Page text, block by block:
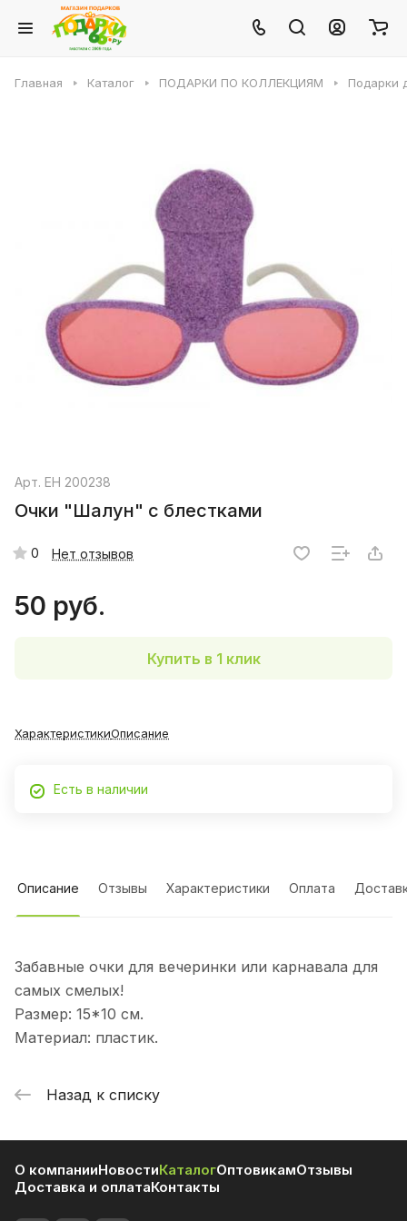
Главная Каталог ПОДАРКИ ПО КОЛЛЕКЦИЯМ Подарки
Арт. EH 200238
Очки "Шалун" с блестками
0 Нет отзывов
50 руб.
Купить в 1 клик
ХарактеристикиОписание
Есть в наличии
Описание Отзывы Характеристики Оплата
Забавные очки для вечеринки или карнавала для
самых смелых!
Размер: 15*10 см.
Материал: пластик.
Назад к списку
О компанииНовостиКаталогОптовикамОтзывы
Доставка и оплатаКонтакты